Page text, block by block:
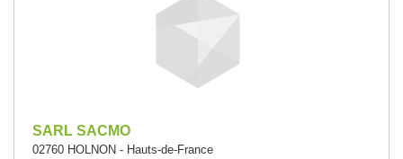
SARL SACMO
02760 HOLNON - Hauts-de-France